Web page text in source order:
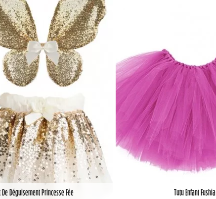
De Déguisement Princesse Fée Tutu Enfant Fushia